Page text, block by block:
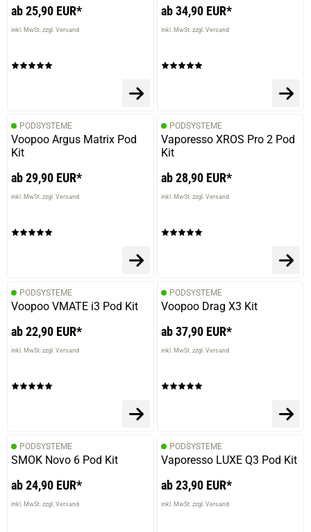
ab 25,90 EUR*
inkl. MwSt. zzgl. Versand
ab 34,90 EUR*
inkl. MwSt. zzgl. Versand
PODSYSTEME
Voopoo Argus Matrix Pod
Kit
ab 29,90 EUR*
inkl. MwSt. zzgl. Versand
PODSYSTEME
Vaporesso XROS Pro 2 Pod
Kit
ab 28,90 EUR*
inkl. MwSt. zzgl. Versand
PODSYSTEME
Voopoo VMATE i3 Pod Kit
ab 22,90 EUR*
inkl. MwSt. zzgl. Versand
PODSYSTEME
Voopoo Drag X3 Kit
ab 37,90 EUR*
inkl. MwSt. zzgl. Versand
PODSYSTEME
SMOK Novo 6 Pod Kit
ab 24,90 EUR*
inkl. MwSt. zzgl. Versand
PODSYSTEME
Vaporesso LUXE Q3 Pod Kit
ab 23,90 EUR*
inkl. MwSt. zzgl. Versand